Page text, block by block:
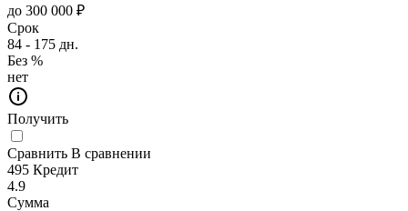
до 300 000 ₽
Срок
84 - 175 дн.
Без %
нет
Получить
Сравнить В сравнении
495 Кредит
4.9
Сумма